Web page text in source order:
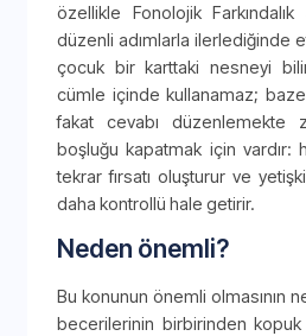
özellikle Fonolojik
düzenli adımlarla ilerlediğinde
çocuk bir karttaki nesneyi
cümle içinde kullanamaz;
fakat cevabı düzenlemekte
boşluğu kapatmak için vardır:
tekrar fırsatı oluşturur ve
daha kontrollü hale getirir.
Neden önemli?
Bu konunun önemli olmasının
becerilerinin birbirinden